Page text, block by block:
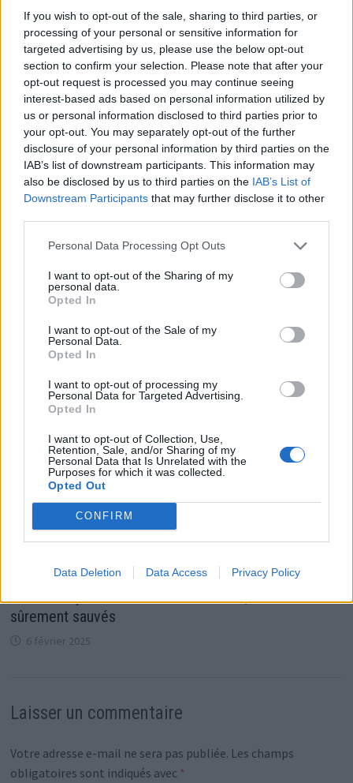
If you wish to opt-out of the sale, sharing to third parties, or
processing of your personal or sensitive information for
targeted advertising by us, please use the below opt-out
section to confirm your selection. Please note that after your
opt-out request is processed you may continue seeing
interest-based ads based on personal information utilized by
us or personal information disclosed to third parties prior to
your opt-out. You may separately opt-out of the further
disclosure of your personal information by third parties on the
IAB’s list of downstream participants. This information may
also be disclosed by us to third parties on the IAB’s List of
Downstream Participants that may further disclose it to other
Personal Data Processing Opt Outs
I want to opt-out of the Sharing of my
personal data.
Opted In
I want to opt-out of the Sale of my
Personal Data.
Opted In
I want to opt-out of processing my
Personal Data for Targeted Advertising.
Opted In
I want to opt-out of Collection, Use,
Retention, Sale, and/or Sharing of my
Personal Data that Is Unrelated with the
Purposes for which it was collected.
Opted Out
CONFIRM
Data Deletion Data Access Privacy Policy
20 mai 2026
Meghan Markle : ses exigences surprenantes lors
d’un voyage humanitaire
Kate Middleton et William, de duo à trio : une femme
a été omniprésente ces derniers mois, elle les a
sûrement sauvés
6 février 2025
Laisser un commentaire
Votre adresse e-mail ne sera pas publiée. Les champs
obligatoires sont indiqués avec *